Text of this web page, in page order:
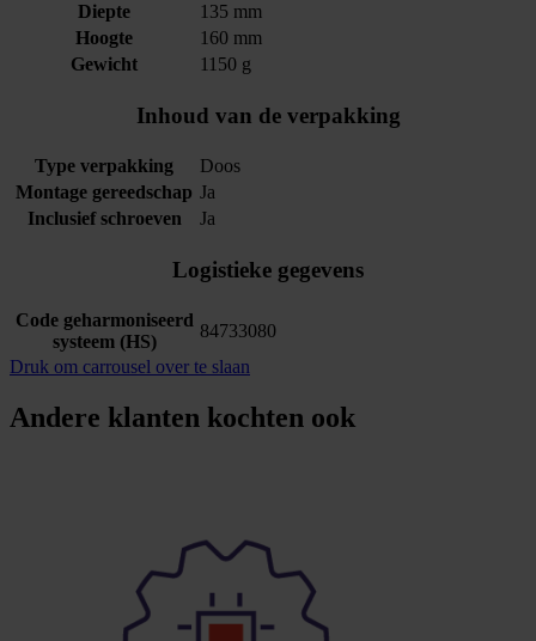
Diepte
135 mm
Hoogte
160 mm
Gewicht
1150 g
Inhoud van de verpakking
Type verpakking
Doos
Montage gereedschap Ja
Inclusief schroeven
Ja
Logistieke gegevens
Code geharmoniseerd
systeem (HS)
84733080
Druk om carrousel over te slaan
Andere klanten kochten ook